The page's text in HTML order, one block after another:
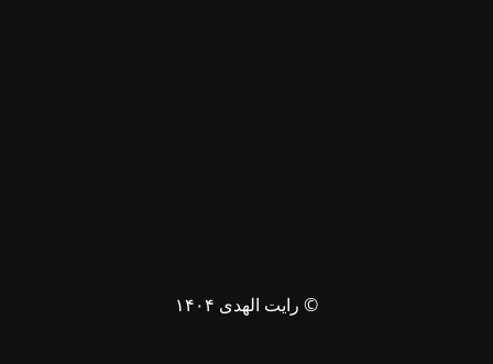
© رایت الهدی ۱۴۰۴